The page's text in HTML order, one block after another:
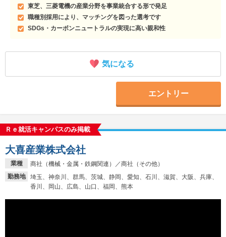
東芝、三菱電機の産業分野を事業統合する形で発足
職種別採用により、マッチングを図った選考です
SDGs・カーボンニュートラルの実現に高い親和性
気になる
エントリー
Ｒｅ就活キャンパスのみ掲載
業種
商社（機械・金属・鉄鋼関連）／商社（その他）
勤務地
埼玉、神奈川、群馬、茨城、静岡、愛知、石川、滋賀、大阪、兵庫、
香川、岡山、広島、山口、福岡、熊本
大喜産業株式会社